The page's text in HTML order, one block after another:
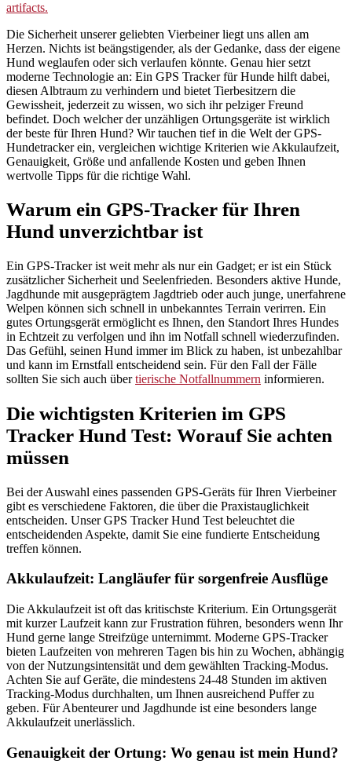
Die Sicherheit unserer geliebten Vierbeiner liegt uns allen am
Herzen. Nichts ist beängstigender, als der Gedanke, dass der eigene
Hund weglaufen oder sich verlaufen könnte. Genau hier setzt
moderne Technologie an: Ein GPS Tracker für Hunde hilft dabei,
diesen Albtraum zu verhindern und bietet Tierbesitzern die
Gewissheit, jederzeit zu wissen, wo sich ihr pelziger Freund
befindet. Doch welcher der unzähligen Ortungsgeräte ist wirklich
der beste für Ihren Hund? Wir tauchen tief in die Welt der GPS-
Hundetracker ein, vergleichen wichtige Kriterien wie Akkulaufzeit,
Genauigkeit, Größe und anfallende Kosten und geben Ihnen
wertvolle Tipps für die richtige Wahl.
Warum ein GPS-Tracker für Ihren
Hund unverzichtbar ist
Ein GPS-Tracker ist weit mehr als nur ein Gadget; er ist ein Stück
zusätzlicher Sicherheit und Seelenfrieden. Besonders aktive Hunde,
Jagdhunde mit ausgeprägtem Jagdtrieb oder auch junge, unerfahrene
Welpen können sich schnell in unbekanntes Terrain verirren. Ein
gutes Ortungsgerät ermöglicht es Ihnen, den Standort Ihres Hundes
in Echtzeit zu verfolgen und ihn im Notfall schnell wiederzufinden.
Das Gefühl, seinen Hund immer im Blick zu haben, ist unbezahlbar
und kann im Ernstfall entscheidend sein. Für den Fall der Fälle
sollten Sie sich auch übertierische Notfallnummern informieren.
Die wichtigsten Kriterien im GPS
Tracker Hund Test: Worauf Sie achten
müssen
Bei der Auswahl eines passenden GPS-Geräts für Ihren Vierbeiner
gibt es verschiedene Faktoren, die über die Praxistauglichkeit
entscheiden. Unser GPS Tracker Hund Test beleuchtet die
entscheidenden Aspekte, damit Sie eine fundierte Entscheidung
treffen können.
Akkulaufzeit: Langläufer für sorgenfreie Ausflüge
Die Akkulaufzeit ist oft das kritischste Kriterium. Ein Ortungsgerät
mit kurzer Laufzeit kann zur Frustration führen, besonders wenn Ihr
Hund gerne lange Streifzüge unternimmt. Moderne GPS-Tracker
bieten Laufzeiten von mehreren Tagen bis hin zu Wochen, abhängig
von der Nutzungsintensität und dem gewählten Tracking-Modus.
Achten Sie auf Geräte, die mindestens 24-48 Stunden im aktiven
Tracking-Modus durchhalten, um Ihnen ausreichend Puffer zu
geben. Für Abenteurer und Jagdhunde ist eine besonders lange
Akkulaufzeit unerlässlich.
Genauigkeit der Ortung: Wo genau ist mein Hund?